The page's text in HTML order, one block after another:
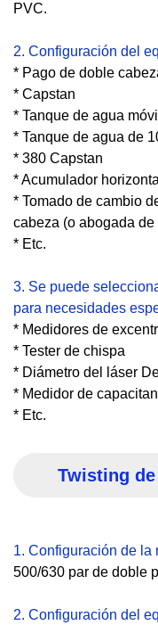
PVC.
2. Configuración del
* Pago de doble
* Capstan
* Tanque de agua
* Tanque de agua de
* 380 Capstan
* Acumulador
* Tomado de cambio
cabeza (o abogada
* Etc.
3. Se puede
para necesidades
* Medidores de
* Tester de chispa
* Diámetro del láser
* Medidor de
* Etc.
Twisting
1. Configuración de la
500/630 par de doble
2. Configuración del